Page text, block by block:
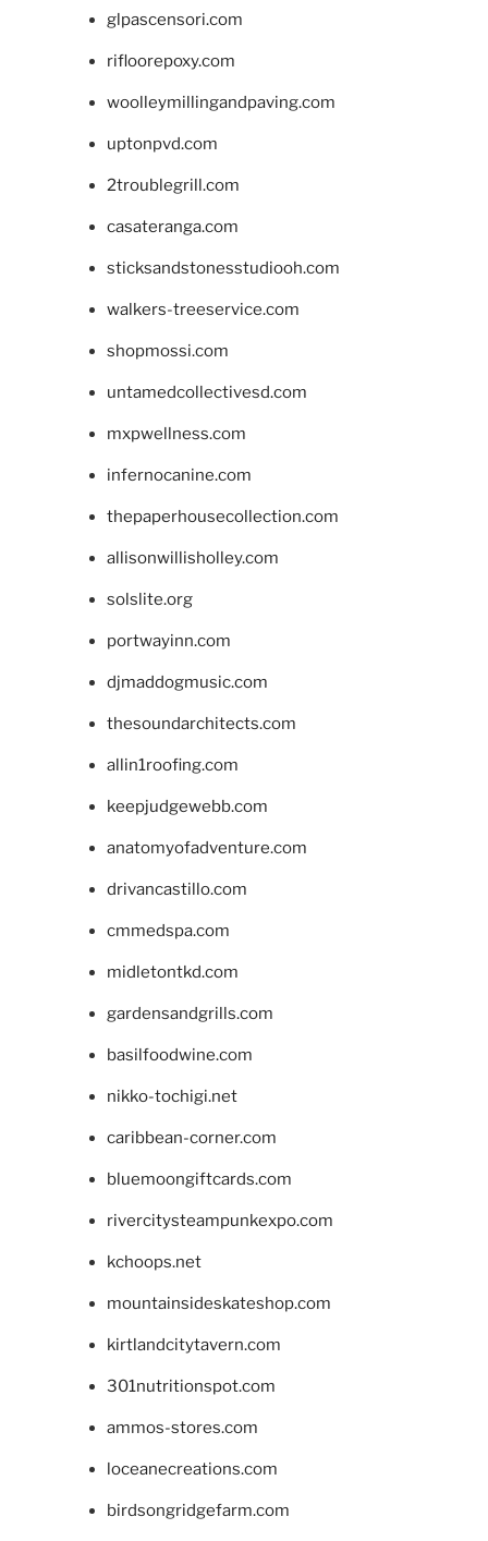
glpascensori.com
rifloorepoxy.com
woolleymillingandpaving.com
uptonpvd.com
2troublegrill.com
casateranga.com
sticksandstonesstudiooh.com
walkers-treeservice.com
shopmossi.com
untamedcollectivesd.com
mxpwellness.com
infernocanine.com
thepaperhousecollection.com
allisonwillisholley.com
solslite.org
portwayinn.com
djmaddogmusic.com
thesoundarchitects.com
allin1roofing.com
keepjudgewebb.com
anatomyofadventure.com
drivancastillo.com
cmmedspa.com
midletontkd.com
gardensandgrills.com
basilfoodwine.com
nikko-tochigi.net
caribbean-corner.com
bluemoongiftcards.com
rivercitysteampunkexpo.com
kchoops.net
mountainsideskateshop.com
kirtlandcitytavern.com
301nutritionspot.com
ammos-stores.com
loceanecreations.com
birdsongridgefarm.com